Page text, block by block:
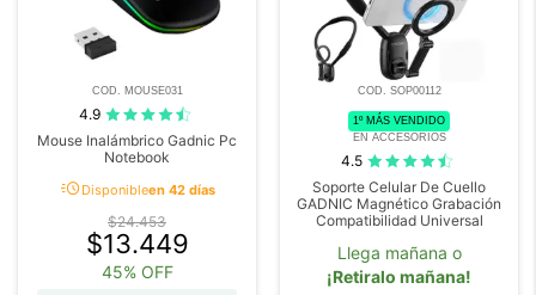
COD. MOUSE031
4.9
Mouse Inalámbrico Gadnic Pc
Notebook
acuteDisponibleen 42 días
$24.453
$13.449
45% OFF
COD. SOP00112
1º MÁS VENDIDO
EN ACCESORIOS
4.5
Soporte Celular De Cuello
GADNIC Magnético Grabación
Compatibilidad Universal
Llega mañana o
¡Retiralo mañana!